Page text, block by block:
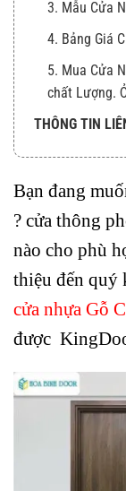
3. Mẫu Cửa
4. Bảng Giá
5. Mua Cửa
chất Lượng.
THÔNG TIN
Bạn đang
? cửa thông
nào cho phù
thiệu đến quý
cửa nhựa Gỗ
được